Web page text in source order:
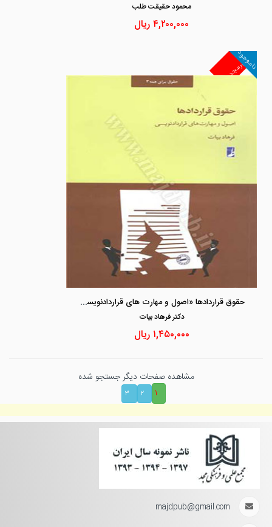
محمود حقيقت طلب
۴,۲۰۰,۰۰۰ریال
غیرمجد
ناموجود
حقوق قراردادها «اصول و مهارت های قراردادنویسی»
دكتر فرهاد بيات
۱,۴۵۰,۰۰۰ ریال
مشاهده صفحات دیگر جستجو شده
۱
۲ ۳
majdpub@gmail.com